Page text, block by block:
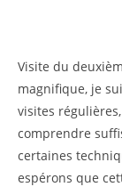
Visite du
magnifique, je
visites
comprendre
certaines
espérons que